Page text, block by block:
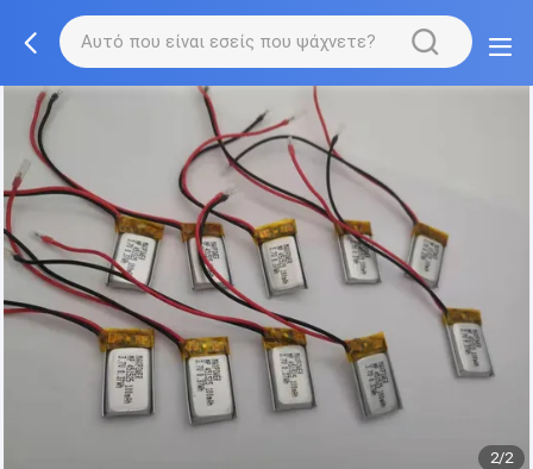
2/2